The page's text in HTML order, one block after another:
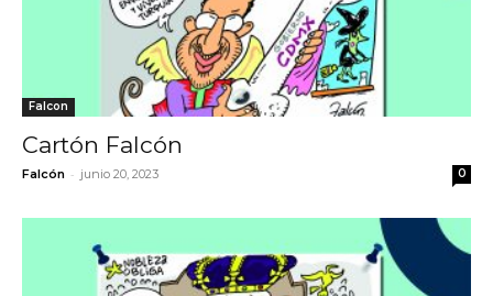
Falcon
Cartón Falcón
Falcón - junio 20, 2023 0